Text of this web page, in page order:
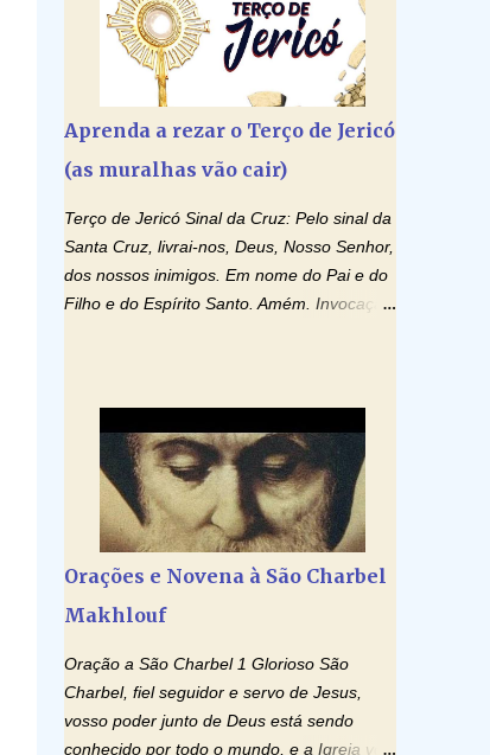
Aprenda a rezar o Terço de Jericó
(as muralhas vão cair)
Terço de Jericó Sinal da Cruz: Pelo sinal da
Santa Cruz, livrai-nos, Deus, Nosso Senhor,
dos nossos inimigos. Em nome do Pai e do
Filho e do Espírito Santo. Amém. Invocação
renovareis a face da terra. Oremos: Ó
Deus, que instruístes os corações dos
vossos fiéis com a luz do Espírito Santo,
fazei que apreciemos retamente todas as
gozemos sempre da sua consolação. Por
Cristo, Senhor Nosso. Amém. Creio: Creio
céu e da terra; e em Jesus Cristo, seu único
Filho, nosso Senhor; que foi concebido pelo
poder do Espí­rito Santo; nasceu da Virgem
Orações e Novena à São Charbel
Makhlouf
Oração a São Charbel 1 Glorioso São
Charbel, fiel seguidor e servo de Jesus,
vosso poder junto de Deus está sendo
conhecido por todo o mundo, e a Igreja vos